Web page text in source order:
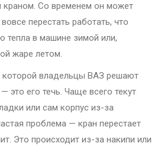
краном. Со временем он может
перестать работать, что
тепла в машине зимой или,
жаре летом.
которой владельцы ВАЗ решают
это его течь. Чаще всего текут
или сам корпус из-за
проблема — кран перестает
Это происходит из-за накипи или